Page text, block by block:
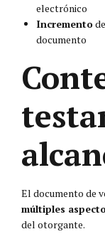
electrónico
Incremento
documento
El documento de
múltiples
del otorgante.